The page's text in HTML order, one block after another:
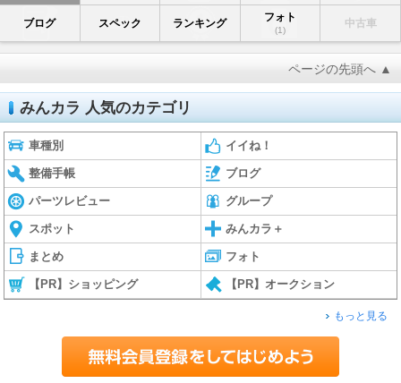
ブログ スペック ランキング フォト
(1)
中古車
ページの先頭へ ▲
みんカラ 人気のカテゴリ
車種別 イイね！
整備手帳 ブログ
パーツレビュー グループ
スポット みんカラ＋
まとめ フォト
【PR】ショッピング 【PR】オークション
もっと見る